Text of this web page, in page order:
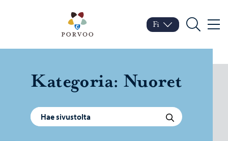
Porvoo – Siirry
Vaihda kieltä
Nykyinen kieli: Suomi
Fi
Hae
Ka­te­go­ria: Nuo­ret
Haku: Hae